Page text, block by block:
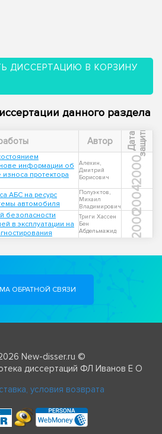
ДИССЕРТАЦИЮ В КОРЗИНУ
данного раздела
Автор Д
а
т
а
з
а
щ
и
т ы
информации об
износа протектора
Алехин,
Дмитрий
Борисович
2000
АБС на ресурс
автомобиля
Полуэктов,
Михаил
Владимирович
2004
безопасности
в эксплуатации на
Триги Хассен
Бен
Абдельмажид
2000
ОБРАТНОЙ СВЯЗИ
New-disser.ru ©
диссертаций ФЛ Иванов Е О
условия возврата